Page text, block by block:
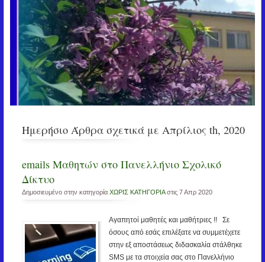
Ημερήσιο Άρθρα σχετικά με Απρίλιος th, 2020
emails Μαθητών στο Πανελλήνιο Σχολικό
Δίκτυο
Δημοσιευμένο στην κατηγορία ΧΩΡΙΣ ΚΑΤΗΓΟΡΙΑστις 7 Απρ 2020
Αγαπητοί μαθητές και μαθήτριες !! Σε
όσους από εσάς επιλέξατε να συμμετέχετε
στην εξ αποστάσεως διδασκαλία στάλθηκε
SMS με τα στοιχεία σας στο Πανελλήνιο